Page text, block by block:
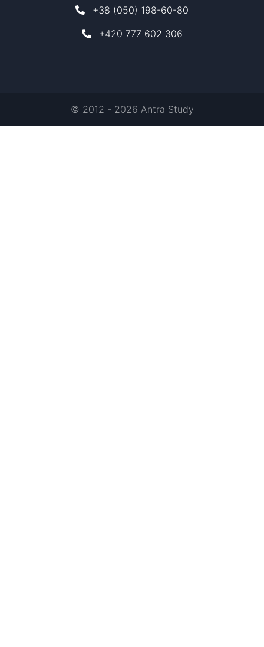
+38 (050) 198-60-80
+420 777 602 306
© 2012 - 2026 Antra Study